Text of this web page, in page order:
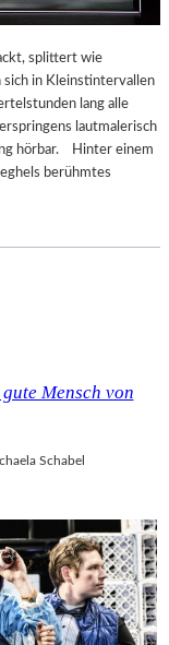
splittert wie
sich in Kleinstintervallen
lang alle
lautmalerisch
hörbar. Hinter einem
berühmtes
Mensch von
Schabel